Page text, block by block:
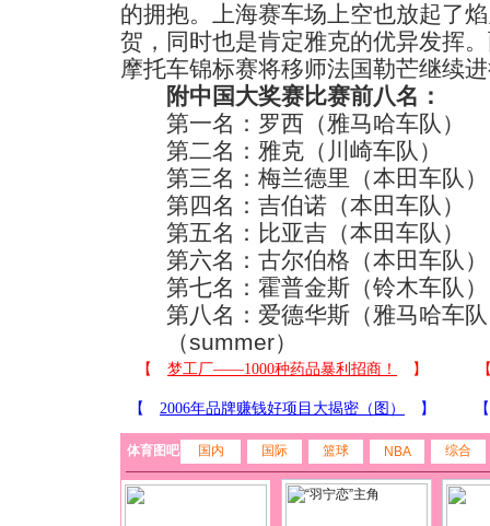
的拥抱。上海赛车场上空也放起了
贺，同时也是肯定雅克的优异发挥
摩托车锦标赛将移师法国勒芒继续
附中国大奖赛比赛前八名：
第一名：罗西（雅马哈车队）
第二名：雅克（川崎车队）
第三名：梅兰德里（本田车队）
第四名：吉伯诺（本田车队）
第五名：比亚吉（本田车队）
第六名：古尔伯格（本田车队）
第七名：霍普金斯（铃木车队）
第八名：爱德华斯（雅马哈车
（summer）
体育图吧 国内 国际 篮球 NBA 综合